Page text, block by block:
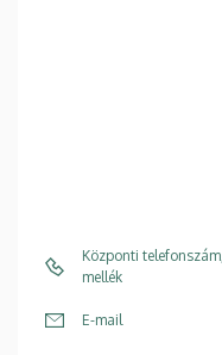
Központi telefonszám,
mellék
E-mail